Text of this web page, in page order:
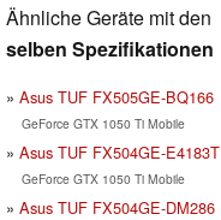
Ähnliche Geräte mit den
selben Spezifikationen
Asus TUF FX505GE-BQ166
GeForce GTX 1050 Ti Mobile
Asus TUF FX504GE-E4183T
GeForce GTX 1050 Ti Mobile
Asus TUF FX504GE-DM286